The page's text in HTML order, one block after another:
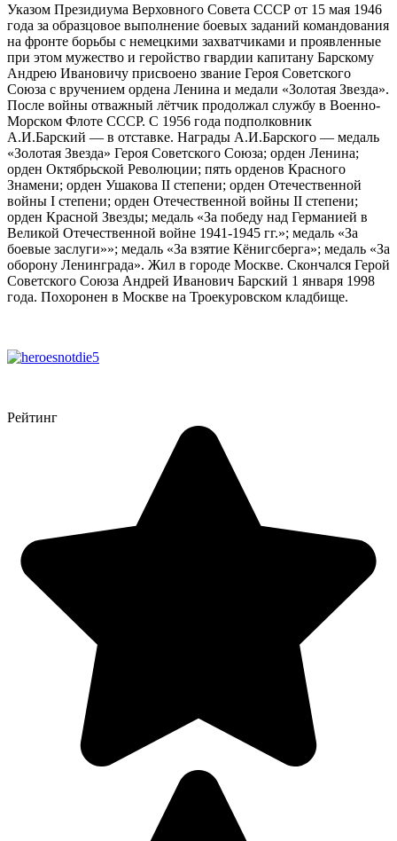
Указом Президиума Верховного Совета СССР от 15 мая 1946
года за образцовое выполнение боевых заданий командования
на фронте борьбы с немецкими захватчиками и проявленные
при этом мужество и геройство гвардии капитану Барскому
Андрею Ивановичу присвоено звание Героя Советского
Союза с вручением ордена Ленина и медали «Золотая Звезда».
После войны отважный лётчик продолжал службу в Военно-
Морском Флоте СССР. С 1956 года подполковник
А.И.Барский — в отставке. Награды А.И.Барского — медаль
«Золотая Звезда» Героя Советского Союза; орден Ленина;
орден Октябрьской Революции; пять орденов Красного
Знамени; орден Ушакова II степени; орден Отечественной
войны I степени; орден Отечественной войны II степени;
орден Красной Звезды; медаль «За победу над Германией в
Великой Отечественной войне 1941-1945 гг.»; медаль «За
боевые заслуги»»; медаль «За взятие Кёнигсберга»; медаль «За
оборону Ленинграда». Жил в городе Москве. Скончался Герой
Советского Союза Андрей Иванович Барский 1 января 1998
года. Похоронен в Москве на Троекуровском кладбище.
Рейтинг